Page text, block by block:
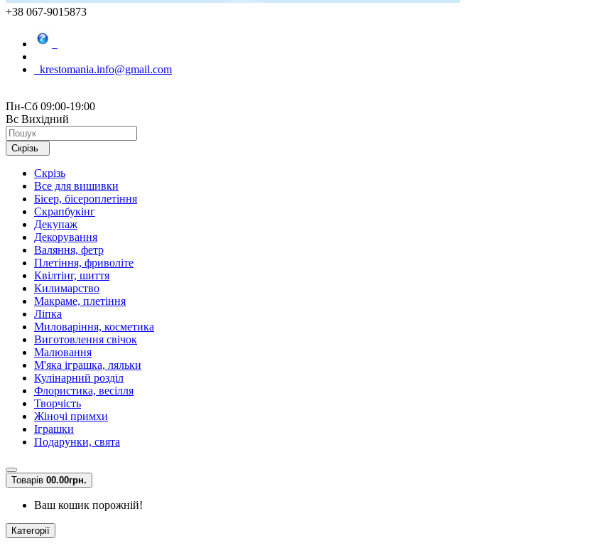
+38 067-9015873
krestomania.info@gmail.com
Пн-Сб 09:00-19:00
Вс Вихідний
Скрізь
Скрізь
Все для вишивки
Бісер, бісероплетіння
Скрапбукінг
Декупаж
Декорування
Валяння, фетр
Плетіння, фриволіте
Квілтінг, шиття
Килимарство
Макраме, плетіння
Ліпка
Миловаріння, косметика
Виготовлення свічок
Малювання
М'яка іграшка, ляльки
Кулінарний розділ
Флористика, весілля
Творчість
Жіночі примхи
Іграшки
Подарунки, свята
Товарів 00.00грн.
Ваш кошик порожній!
Категорії